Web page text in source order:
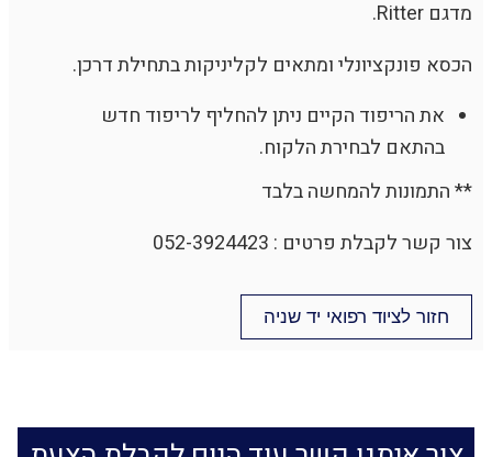
מדגם Ritter.
הכסא פונקציונלי ומתאים לקליניקות בתחילת דרכן.
את הריפוד הקיים ניתן להחליף לריפוד חדש
בהתאם לבחירת הלקוח.
** התמונות להמחשה בלבד
צור קשר לקבלת פרטים : 052-3924423
חזור לציוד רפואי יד שניה